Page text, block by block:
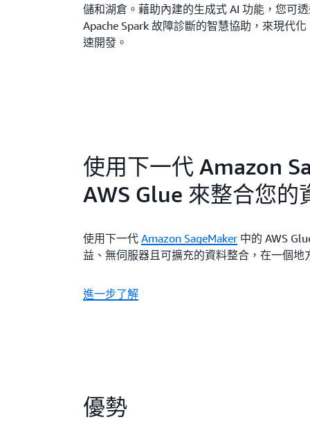
儲和湖倉。藉助內建的生成式 AI 功能，您可
Apache Spark 故障診斷的智慧協助，來現代
速開發。
使用下一代 Amazon
AWS Glue 來整合您的
使用下一代Amazon SageMaker 中的 AWS
益、無伺服器且可擴充的資料整合，在一個地
進一步了解
優勢